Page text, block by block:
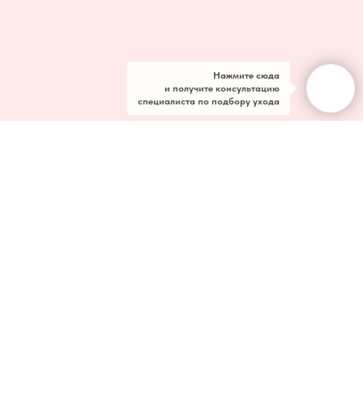
Нажмите сюда
и получите консультацию
специалиста по подбору ухода